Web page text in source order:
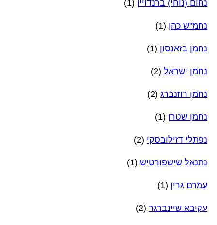
נחום (נוחי) ברנדויין (1)
נחמ"ש כהן (1)
נחמן בזאנסון (1)
נחמן ישראל (2)
נחמן רוזנברג (2)
נחמן שטרן (1)
נפתלי דזילובסקי (2)
נתנאל שישפורטיש (1)
עמרם גרין (1)
עקיבא שיינברגר (2)